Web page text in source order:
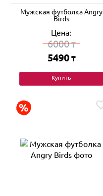
Мужская футболка Angry
Birds
Цена:
6000₸
5490 ₸
Купить